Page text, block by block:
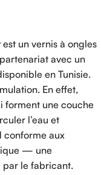
est un vernis à ongles
avec un
en Tunisie.
En effet,
forment une couche
l’eau et
conforme aux
— une
le fabricant.